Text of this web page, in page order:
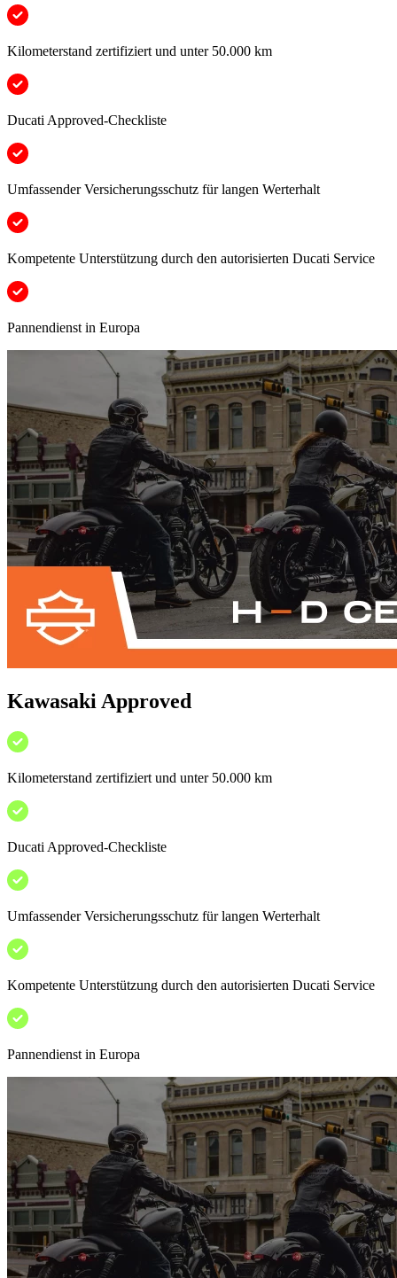
Kilometerstand zertifiziert und unter 50.000 km
Ducati Approved-Checkliste
Umfassender Versicherungsschutz für langen Werterhalt
Kompetente Unterstützung durch den autorisierten Ducati Service
Pannendienst in Europa
Kawasaki Approved
Kilometerstand zertifiziert und unter 50.000 km
Ducati Approved-Checkliste
Umfassender Versicherungsschutz für langen Werterhalt
Kompetente Unterstützung durch den autorisierten Ducati Service
Pannendienst in Europa